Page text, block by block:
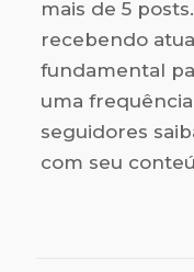
mais de 5
recebendo
fundamental
uma
seguidores
com seu